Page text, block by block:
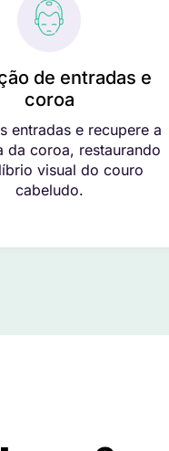
de entradas e
coroa
entradas e recupere a
da coroa, restaurando
visual do couro
cabeludo.